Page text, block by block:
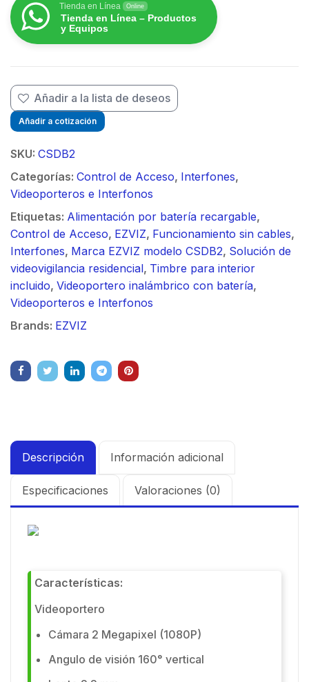
Tienda en Línea Online
Tienda en Línea – Productos
y Equipos
Añadir a la lista de deseos
Añadir a cotización
SKU: CSDB2
Categorías: Control de Acceso, Interfones,
Videoporteros e Interfonos
Etiquetas: Alimentación por batería recargable,
Control de Acceso, EZVIZ, Funcionamiento sin cables,
Interfones, Marca EZVIZ modelo CSDB2, Solución de
videovigilancia residencial, Timbre para interior
incluido, Videoportero inalámbrico con batería,
Videoporteros e Interfonos
Brands: EZVIZ
Descripción Información adicional
Especificaciones Valoraciones (0)
Características:
Videoportero
Cámara 2 Megapixel (1080P)
Angulo de visión 160° vertical